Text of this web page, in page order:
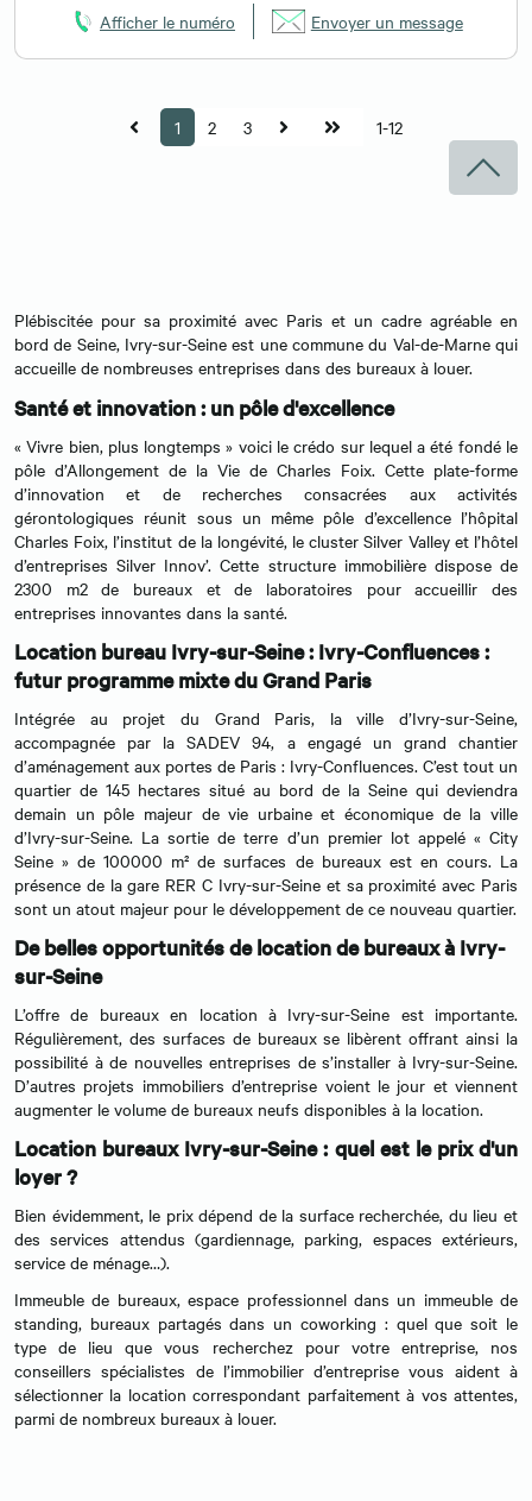
Afficher le numéro Envoyer un message
1 2 3 1-12
Plébiscitée pour sa proximité avec Paris et un cadre agréable en
bord de Seine, Ivry-sur-Seine est une commune du Val-de-Marne qui
accueille de nombreuses entreprises dans des bureaux à louer.
Santé et innovation : un pôle d'excellence
« Vivre bien, plus longtemps » voici le crédo sur lequel a été fondé le
pôle d’Allongement de la Vie de Charles Foix. Cette plate-forme
d’innovation et de recherches consacrées aux activités
gérontologiques réunit sous un même pôle d’excellence l’hôpital
Charles Foix, l’institut de la longévité, le cluster Silver Valley et l’hôtel
d’entreprises Silver Innov’. Cette structure immobilière dispose de
2300 m2 de bureaux et de laboratoires pour accueillir des
entreprises innovantes dans la santé.
Location bureau Ivry-sur-Seine : Ivry-Confluences :
futur programme mixte du Grand Paris
Intégrée au projet du Grand Paris, la ville d’Ivry-sur-Seine,
accompagnée par la SADEV 94, a engagé un grand chantier
d’aménagement aux portes de Paris : Ivry-Confluences. C’est tout un
quartier de 145 hectares situé au bord de la Seine qui deviendra
demain un pôle majeur de vie urbaine et économique de la ville
d’Ivry-sur-Seine. La sortie de terre d’un premier lot appelé « City
Seine » de 100000 m² de surfaces de bureaux est en cours. La
présence de la gare RER C Ivry-sur-Seine et sa proximité avec Paris
sont un atout majeur pour le développement de ce nouveau quartier.
De belles opportunités de location de bureaux à Ivry-
sur-Seine
L’offre de bureaux en location à Ivry-sur-Seine est importante.
Régulièrement, des surfaces de bureaux se libèrent offrant ainsi la
possibilité à de nouvelles entreprises de s’installer à Ivry-sur-Seine.
D’autres projets immobiliers d’entreprise voient le jour et viennent
augmenter le volume de bureaux neufs disponibles à la location.
Location bureaux Ivry-sur-Seine : quel est le prix d'un
loyer ?
Bien évidemment, le prix dépend de la surface recherchée, du lieu et
des services attendus (gardiennage, parking, espaces extérieurs,
service de ménage…).
Immeuble de bureaux, espace professionnel dans un immeuble de
standing, bureaux partagés dans un coworking : quel que soit le
type de lieu que vous recherchez pour votre entreprise, nos
conseillers spécialistes de l’immobilier d’entreprise vous aident à
sélectionner la location correspondant parfaitement à vos attentes,
parmi de nombreux bureaux à louer.